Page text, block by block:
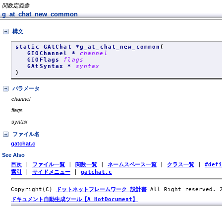
関数定義書
g_at_chat_new_common
構文
static GAtChat *g_at_chat_new_common (
GIOChannel * channel
GIOFlags flags
GAtSyntax * syntax
)
パラメータ
channel
flags
syntax
ファイル名
gatchat.c
See Also
目次 ファイル一覧 関数一覧 ネームスペース一覧 クラス一覧
索引
サイドメニュー gatchat.c
Copyright(C) ドットネットフレームワーク 設計書 All Right reserved.
ドキュメント自動生成ツール【A HotDocument】